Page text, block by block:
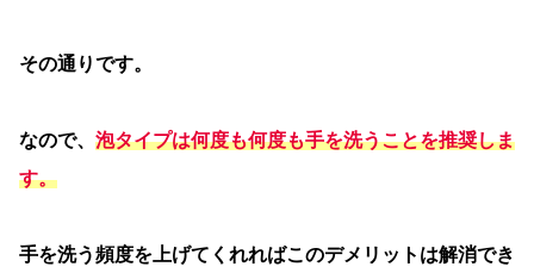
その通りです。
なので、 泡タイプは何度も何度も手を洗うことを推奨しま
す。
手を洗う頻度を上げてくれればこのデメリットは解消でき